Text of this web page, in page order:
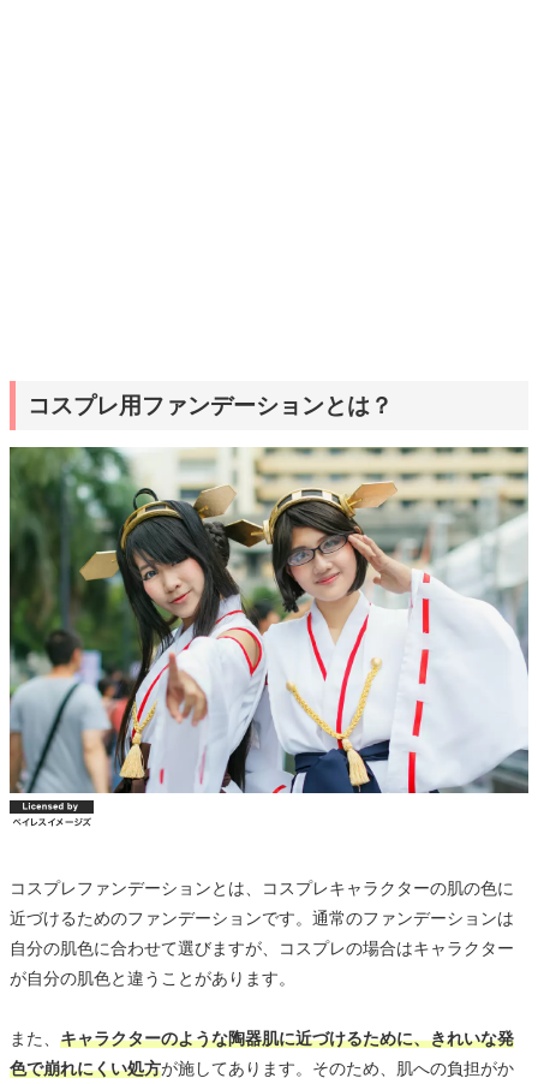
コスプレ用ファンデーションとは？
コスプレファンデーションとは、コスプレキャラクターの肌の色に
近づけるためのファンデーションです。通常のファンデーションは
自分の肌色に合わせて選びますが、コスプレの場合はキャラクター
が自分の肌色と違うことがあります。
また、 キャラクターのような陶器肌に近づけるために、きれいな発
色で崩れにくい処方が施してあります。そのため、肌への負担がか